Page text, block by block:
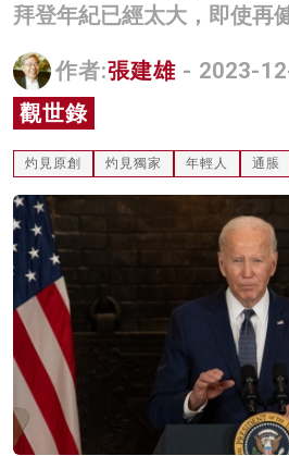
科技
影片
名家榜
灼見活動
關於我們
拜登年紀已經太大，即使再
作者:張建雄 - 2023-
觀世錄
灼見原創 灼見獨家 年輕人 通脹